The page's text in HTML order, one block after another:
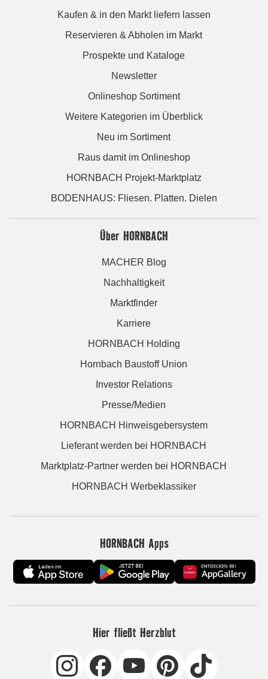
Kaufen & in den Markt liefern lassen
Reservieren & Abholen im Markt
Prospekte und Kataloge
Newsletter
Onlineshop Sortiment
Weitere Kategorien im Überblick
Neu im Sortiment
Raus damit im Onlineshop
HORNBACH Projekt-Marktplatz
BODENHAUS: Fliesen. Platten. Dielen
Über HORNBACH
MACHER Blog
Nachhaltigkeit
Marktfinder
Karriere
HORNBACH Holding
Hornbach Baustoff Union
Investor Relations
Presse/Medien
HORNBACH Hinweisgebersystem
Lieferant werden bei HORNBACH
Marktplatz-Partner werden bei HORNBACH
HORNBACH Werbeklassiker
HORNBACH Apps
Hier fließt Herzblut